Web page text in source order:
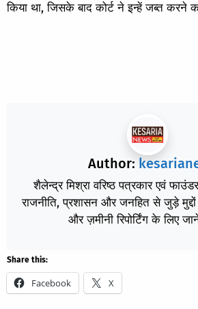
किया था, जिसके बाद कोर्ट ने इन्हें जब्त करने
Author:
शैलेन्द्र मिश्रा वरिष्ठ पत्रकार एवं
राजनीति, प्रशासन और जनहित से जुड़े
और ज़मीनी रिपोर्टिंग के लिए
Share this:
Facebook X